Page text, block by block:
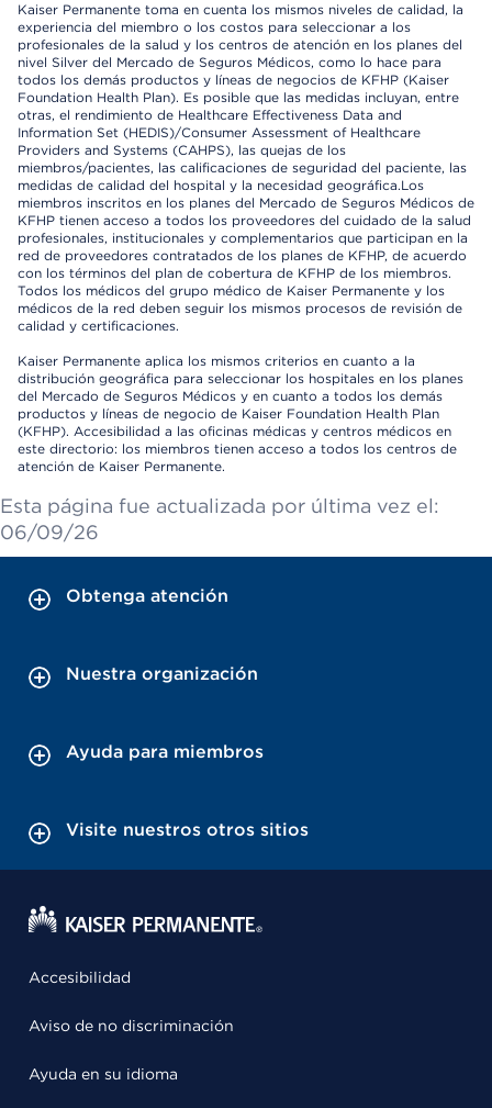
Kaiser Permanente toma en cuenta los mismos niveles de calidad, la
experiencia del miembro o los costos para seleccionar a los
profesionales de la salud y los centros de atención en los planes del
nivel Silver del Mercado de Seguros Médicos, como lo hace para
todos los demás productos y líneas de negocios de KFHP (Kaiser
Foundation Health Plan). Es posible que las medidas incluyan, entre
otras, el rendimiento de Healthcare Effectiveness Data and
Information Set (HEDIS)/Consumer Assessment of Healthcare
Providers and Systems (CAHPS), las quejas de los
miembros/pacientes, las calificaciones de seguridad del paciente, las
medidas de calidad del hospital y la necesidad geográfica.Los
miembros inscritos en los planes del Mercado de Seguros Médicos de
KFHP tienen acceso a todos los proveedores del cuidado de la salud
profesionales, institucionales y complementarios que participan en la
red de proveedores contratados de los planes de KFHP, de acuerdo
con los términos del plan de cobertura de KFHP de los miembros.
Todos los médicos del grupo médico de Kaiser Permanente y los
médicos de la red deben seguir los mismos procesos de revisión de
calidad y certificaciones.
Kaiser Permanente aplica los mismos criterios en cuanto a la
distribución geográfica para seleccionar los hospitales en los planes
del Mercado de Seguros Médicos y en cuanto a todos los demás
productos y líneas de negocio de Kaiser Foundation Health Plan
(KFHP). Accesibilidad a las oficinas médicas y centros médicos en
este directorio: los miembros tienen acceso a todos los centros de
atención de Kaiser Permanente.
Esta página fue actualizada por última vez el:
06/09/26
Obtenga atención
Nuestra organización
Ayuda para miembros
Visite nuestros otros sitios
Accesibilidad
Aviso de no discriminación
Ayuda en su idioma